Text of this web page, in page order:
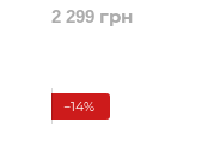
2 299 грн
−14%